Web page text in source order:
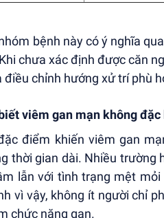
bệnh này có ý nghĩa
chưa xác định được căn
chỉnh hướng xử trí phù
viêm gan mạn không đặc
điểm khiến viêm gan
thời gian dài. Nhiều trường
lẫn với tình trạng mệt
vì vậy, không ít người chỉ
chức năng gan.